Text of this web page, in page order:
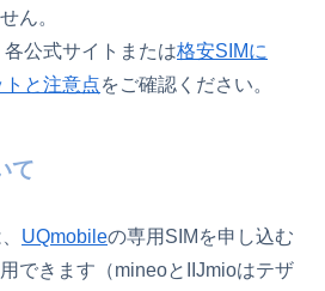
ん。
公式サイトまたは格安SIMに
と注意点をご確認ください。
て
UQmobileの専用SIMを申し込む
できます（mineoとIIJmioはテザ